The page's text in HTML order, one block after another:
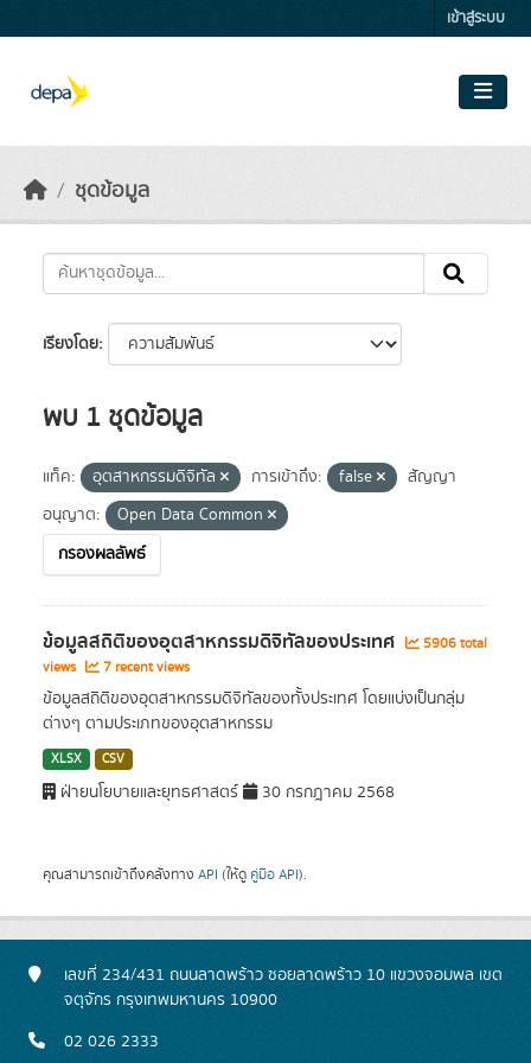
เข้าสู่ระบบ
ชุดข้อมูล
เรียงโดย
พบ 1 ชุดข้อมูล
แท็ค: อุตสาหกรรมดิจิทัล การเข้าถึง: false
สัญญา
อนุญาต:
Open Data Common
กรองผลลัพธ์
ข้อมูลสถิติของอุตสาหกรรมดิจิทัลของประเทศ
5906 total
views
7 recent views
ข้อมูลสถิติของอุตสาหกรรมดิจิทัลของทั้งประเทศ โดยแบ่งเป็นกลุ่ม
ต่างๆ ตามประเภทของอุตสาหกรรม
XLSX CSV
ฝ่ายนโยบายและยุทธศาสตร์ 30 กรกฎาคม 2568
คุณสามารถเข้าถึงคลังทาง API (ให้ดู คู่มือ API).
เลขที่ 234/431 ถนนลาดพร้าว ซอยลาดพร้าว 10 แขวงจอมพล เขต
จตุจักร กรุงเทพมหานคร 10900
02 026 2333